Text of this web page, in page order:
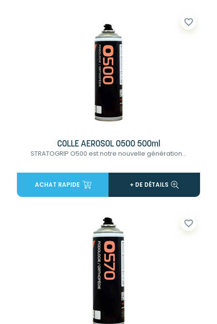
favorite_border
COLLE AEROSOL 0500 500ml
STRATOGRIP O500 est notre nouvelle génération...
ACHAT RAPIDE + DE DÉTAILS
favorite_border